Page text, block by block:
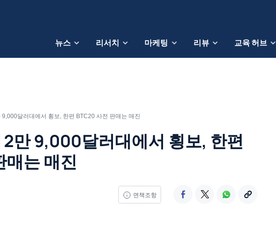
뉴스 리서치 마케팅 리뷰 교육 허브
9,000달러대에서 횡보, 한편 BTC20 사전 판매는 매진
2만 9,000달러대에서 횡보, 한편
매는 매진
면책조항